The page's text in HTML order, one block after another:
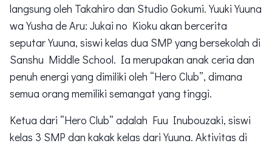
langsung oleh Takahiro dan Studio Gokumi. Yuuki Yuuna
wa Yusha de Aru: Jukai no Kioku akan bercerita
seputar Yuuna, siswi kelas dua SMP yang bersekolah di
Sanshu Middle School. Ia merupakan anak ceria dan
penuh energi yang dimiliki oleh “Hero Club”, dimana
semua orang memiliki semangat yang tinggi.
Ketua dari “Hero Club” adalah Fuu Inubouzaki, siswi
kelas 3 SMP dan kakak kelas dari Yuuna. Aktivitas di